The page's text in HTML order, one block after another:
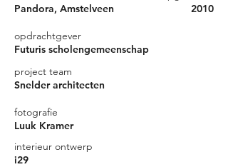
Pandora, Amstelveen
opdrachtgever
Futuris scholengemeenschap
2010
project team
Snelder architecten
fotografie
Luuk Kramer
interieur ontwerp
i29